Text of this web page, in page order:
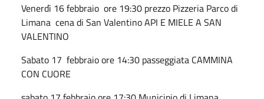
Venerdì 16 febbraio ore 19:30 prezzo Pizzeria Parco di
Limana cena di San Valentino API E MIELE A SAN
VALENTINO
Sabato 17 febbraio ore 14:30 passeggiata CAMMINA
CON CUORE